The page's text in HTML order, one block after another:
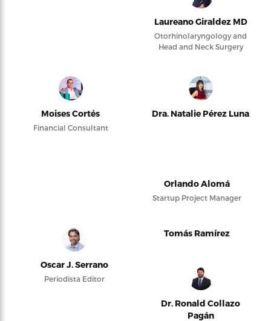
Laureano Giraldez MD
Otorhinolaryngology and
Head and Neck Surgery
Moises Cortés
Financial Consultant
Dra. Natalie Pérez Luna
Orlando Alomá
Startup Project Manager
Oscar J. Serrano
Periodista Editor
Tomás Ramírez
Dr. Ronald Collazo
Pagán